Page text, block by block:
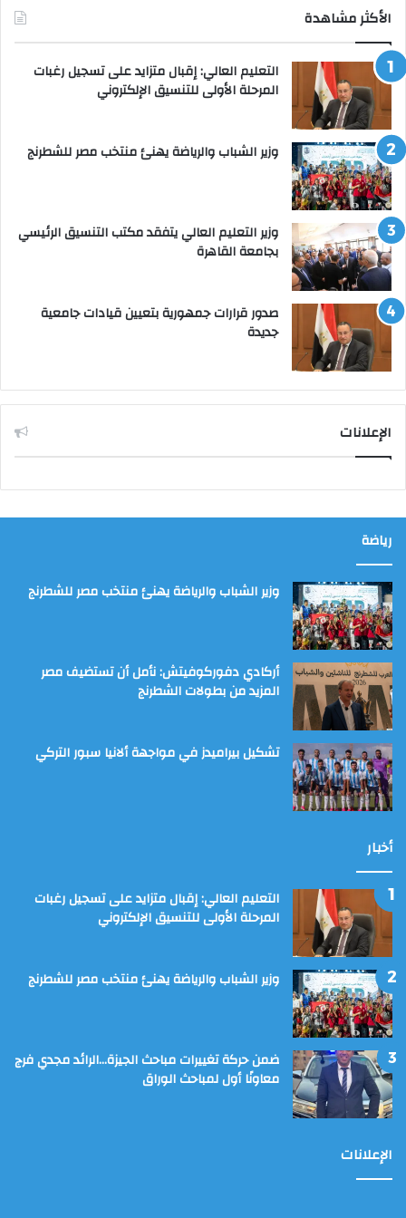
الأكثر مشاهدة
التعليم العالي: إقبال متزايد على تسجيل رغبات
المرحلة الأولى للتنسيق الإلكتروني
وزير الشباب والرياضة يهنئ منتخب مصر للشطرنج
وزير التعليم العالي يتفقد مكتب التنسيق الرئيسي
بجامعة القاهرة
صدور قرارات جمهورية بتعيين قيادات جامعية
جديدة
الإعلانات
رياضة
وزير الشباب والرياضة يهنئ منتخب مصر للشطرنج
أركادي دفوركوفيتش: نأمل أن تستضيف مصر
المزيد من بطولات الشطرنج
تشكيل بيراميدز في مواجهة ألانيا سبور التركي
أخبار
التعليم العالي: إقبال متزايد على تسجيل رغبات
المرحلة الأولى للتنسيق الإلكتروني
وزير الشباب والرياضة يهنئ منتخب مصر للشطرنج
ضمن حركة تغييرات مباحث الجيزة…الرائد مجدي فرج
معاونًا أول لمباحث الوراق
الإعلانات